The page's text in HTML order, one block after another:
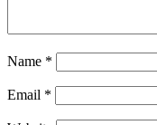
Name *
Email *